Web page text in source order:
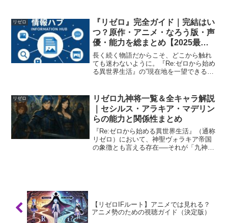
ロは放送開始から10年が経った今でも盛
り上がり...
リゼロ
『リゼロ』完全ガイド｜完結はい
つ？原作・アニメ・なろう版・声
優・能力を総まとめ【2025最
新】
長く続く物語だからこそ、どこから触れ
ても迷わないように。『Re:ゼロから始め
る異世界生活』の”現在地を一望できる総
【リゼロ】簡単あらすじ＆ストーリー完
全解説📌 キ...
リゼロ
リゼロ九神将一覧＆全キャラ解説
｜セシルス・アラキア・マデリン
らの能力と関係性まとめ
『Re:ゼロから始める異世界生活』（通称
リゼロ）において、神聖ヴォラキア帝国
の象徴とも言える存在──それが「九神
【リゼロIFルート】アニメでは見れる？
アニメ勢のための視聴ガイド（決定版）